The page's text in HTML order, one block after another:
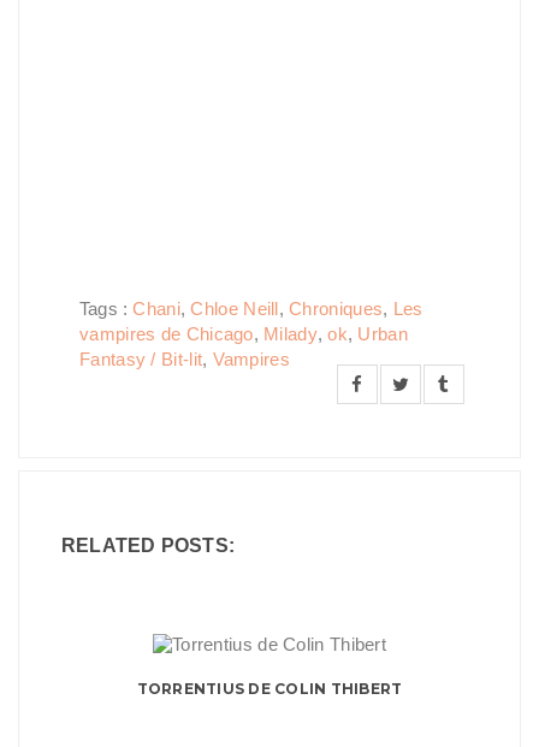
Tags :Chani,Chloe Neill,Chroniques, Les
vampires de Chicago, Milady,ok, Urban
Fantasy / Bit-lit, Vampires
RELATED POSTS:
TORRENTIUS DE COLIN THIBERT